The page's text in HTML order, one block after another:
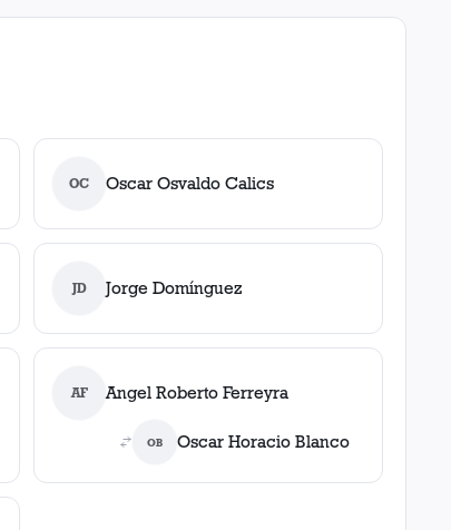
OC Oscar Osvaldo Calics
JD Jorge Domínguez
AF Angel Roberto Ferreyra
OB Oscar Horacio Blanco